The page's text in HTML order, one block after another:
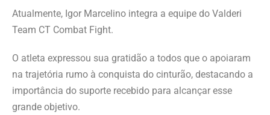
Atualmente, Igor Marcelino integra a equipe do Valderi
Team CT Combat Fight.
O atleta expressou sua gratidão a todos que o apoiaram
na trajetória rumo à conquista do cinturão, destacando a
importância do suporte recebido para alcançar esse
grande objetivo.